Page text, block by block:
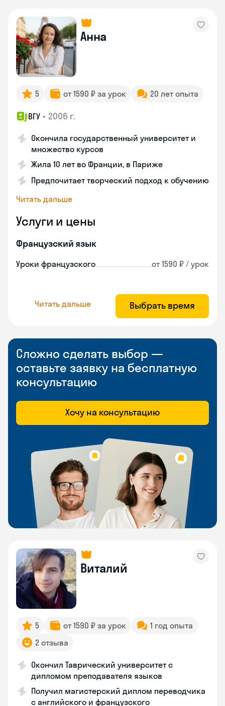
Анна
5 от 1590 ₽ за урок 20 лет опыта
ВГУ • 2006 г.
Окончила государственный университет и
множество курсов
Жила 10 лет во Франции, в Париже
Предпочитает творческий подход к обучению
Читать дальше
Услуги и цены
Французский язык
Уроки французского от 1590 ₽ / урок
Читать дальше Выбрать время
Сложно сделать выбор —
оставьте заявку на бесплатную
консультацию
Хочу на консультацию
Виталий
5 от 1590 ₽ за урок
1 год опыта
2 отзыва
Окончил Таврический университет с
дипломом преподавателя языков
Получил магистерский диплом переводчика
с английского и французского